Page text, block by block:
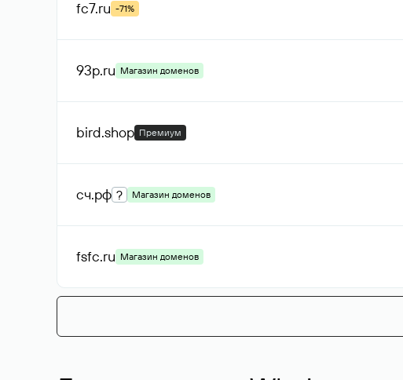
fc7.ru -71%
93p.ru Магазин доменов
bird.shop Премиум
сч.рф ? Магазин доменов
fsfc.ru Магазин доменов